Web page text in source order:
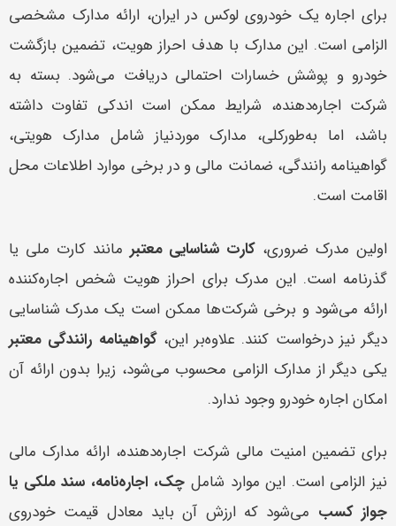
برای اجاره یک خودروی لوکس در ایران، ارائه مدارک مشخصی
الزامی است. این مدارک با هدف احراز هویت، تضمین بازگشت
خودرو و پوشش خسارات احتمالی دریافت می‌شود. بسته به
شرکت اجاره‌دهنده، شرایط ممکن است اندکی تفاوت داشته
باشد، اما به‌طورکلی، مدارک موردنیاز شامل مدارک هویتی،
گواهینامه رانندگی، ضمانت مالی و در برخی موارد اطلاعات محل
اقامت است.
اولین مدرک ضروری، کارت شناسایی معتبر مانند کارت ملی یا
گذرنامه است. این مدرک برای احراز هویت شخص اجاره‌کننده
ارائه می‌شود و برخی شرکت‌ها ممکن است یک مدرک شناسایی
دیگر نیز درخواست کنند. علاوه‌بر این،گواهینامه رانندگی معتبر
یکی دیگر از مدارک الزامی محسوب می‌شود، زیرا بدون ارائه آن
امکان اجاره خودرو وجود ندارد.
برای تضمین امنیت مالی شرکت اجاره‌دهنده، ارائه مدارک مالی
نیز الزامی است. این موارد شامل چک، اجاره‌نامه، سند ملکی یا
جواز کسب می‌شود که ارزش آن باید معادل قیمت خودروی